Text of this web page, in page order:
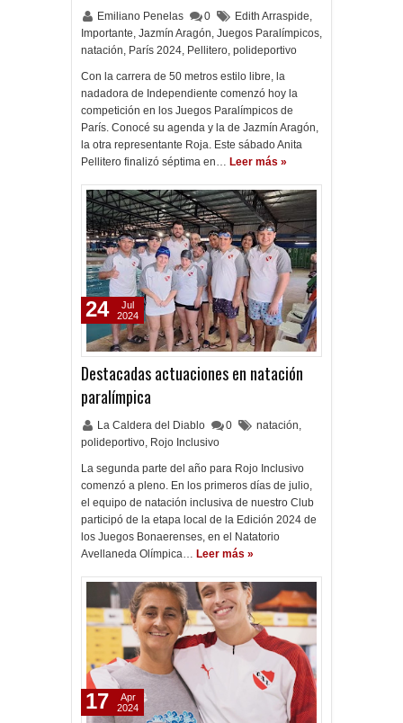
Emiliano Penelas 0 Edith Arraspide,
Importante, Jazmín Aragón, Juegos Paralímpicos,
natación, París 2024, Pellitero, polideportivo
Con la carrera de 50 metros estilo libre, la
nadadora de Independiente comenzó hoy la
competición en los Juegos Paralímpicos de
París. Conocé su agenda y la de Jazmín Aragón,
la otra representante Roja. Este sábado Anita
Pellitero finalizó séptima en… Leer más »
Destacadas actuaciones en natación
paralímpica
La Caldera del Diablo 0 natación,
polideportivo, Rojo Inclusivo
La segunda parte del año para Rojo Inclusivo
comenzó a pleno. En los primeros días de julio,
el equipo de natación inclusiva de nuestro Club
participó de la etapa local de la Edición 2024 de
los Juegos Bonaerenses, en el Natatorio
Avellaneda Olímpica… Leer más »
24
Jul
2024
17
Apr
2024